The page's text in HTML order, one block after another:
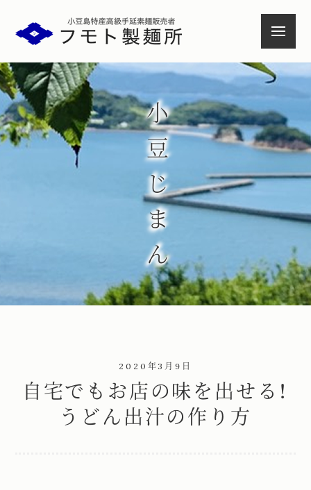
小豆島特産高級手延
小豆じまん
2020年3月9日
自宅でもお店の味を出せる！
うどん出汁の作り方